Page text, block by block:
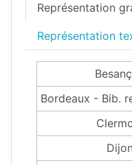
Représentation
Représentation
Bordeaux - Bib.